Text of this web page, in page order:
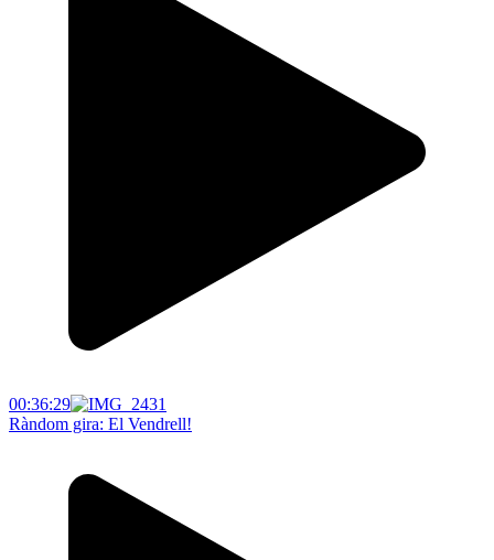
00:36:29
Ràndom gira: El Vendrell!